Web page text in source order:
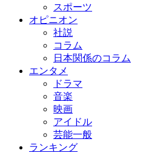
スポーツ
オピニオン
社説
コラム
日本関係のコラム
エンタメ
ドラマ
音楽
映画
アイドル
芸能一般
ランキング